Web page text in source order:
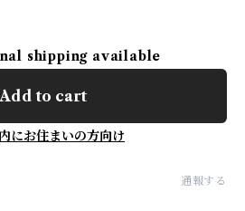
shipping available
to cart
にお住まいの方向け
通報する